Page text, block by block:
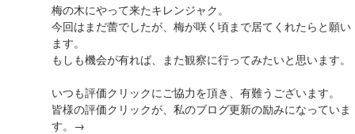
梅の木にやって来たキレンジャク。
今回はまだ蕾でしたが、梅が咲く頃まで居てくれたらと願い
ます。
もしも機会が有れば、また観察に行ってみたいと思います。
いつも評価クリックにご協力を頂き、有難うございます。
皆様の評価クリックが、私のブログ更新の励みになっていま
す。→